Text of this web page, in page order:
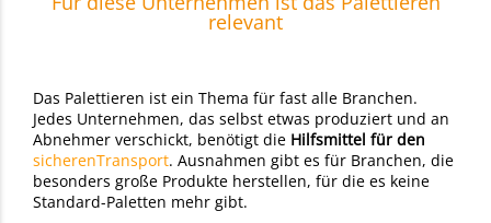
relevant
Das Palettieren ist ein Thema für fast alle Branchen.
Jedes Unternehmen, das selbst etwas produziert und an
Abnehmer verschickt, benötigt die Hilfsmittel für den
sicherenTransport. Ausnahmen gibt es für Branchen, die
besonders große Produkte herstellen, für die es keine
Standard-Paletten mehr gibt.